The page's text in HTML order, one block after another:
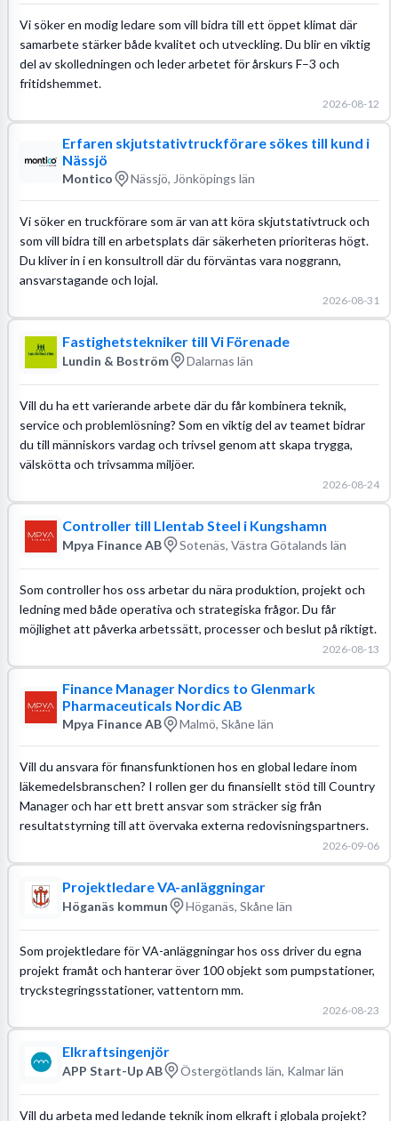
Vi söker en modig ledare som vill bidra till ett öppet klimat där
samarbete stärker både kvalitet och utveckling. Du blir en viktig
del av skolledningen och leder arbetet för årskurs F–3 och
fritidshemmet.
2026-08-12
Erfaren skjutstativtruckförare sökes till kund i
Nässjö
Montico Nässjö, Jönköpings län
Vi söker en truckförare som är van att köra skjutstativtruck och
som vill bidra till en arbetsplats där säkerheten prioriteras högt.
Du kliver in i en konsultroll där du förväntas vara noggrann,
ansvarstagande och lojal.
2026-08-31
Fastighetstekniker till Vi Förenade
Lundin & Boström Dalarnas län
Vill du ha ett varierande arbete där du får kombinera teknik,
service och problemlösning? Som en viktig del av teamet bidrar
du till människors vardag och trivsel genom att skapa trygga,
välskötta och trivsamma miljöer.
2026-08-24
Controller till Llentab Steel i Kungshamn
Mpya Finance AB Sotenäs, Västra Götalands län
Som controller hos oss arbetar du nära produktion, projekt och
ledning med både operativa och strategiska frågor. Du får
möjlighet att påverka arbetssätt, processer och beslut på riktigt.
2026-08-13
Finance Manager Nordics to Glenmark
Pharmaceuticals Nordic AB
Mpya Finance AB Malmö, Skåne län
Vill du ansvara för finansfunktionen hos en global ledare inom
läkemedelsbranschen? I rollen ger du finansiellt stöd till Country
Manager och har ett brett ansvar som sträcker sig från
resultatstyrning till att övervaka externa redovisningspartners.
2026-09-06
Projektledare VA-anläggningar
Höganäs kommun Höganäs, Skåne län
Som projektledare för VA-anläggningar hos oss driver du egna
projekt framåt och hanterar över 100 objekt som pumpstationer,
tryckstegringsstationer, vattentorn mm.
2026-08-23
Elkraftsingenjör
APP Start-Up AB Östergötlands län, Kalmar län
Vill du arbeta med ledande teknik inom elkraft i globala projekt?